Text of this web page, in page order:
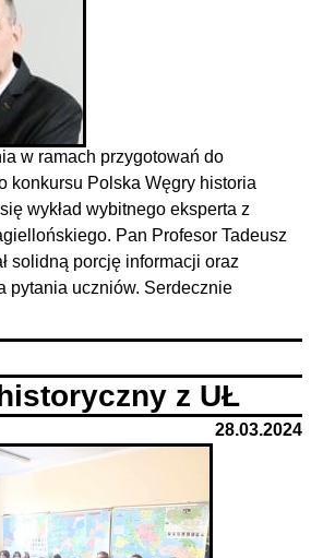
w ramach przygotowań do
konkursu Polska Węgry historia
wykład wybitnego eksperta z
Pan Profesor Tadeusz
solidną porcję informacji oraz
pytania uczniów. Serdecznie
z UŁ
28.03.2024